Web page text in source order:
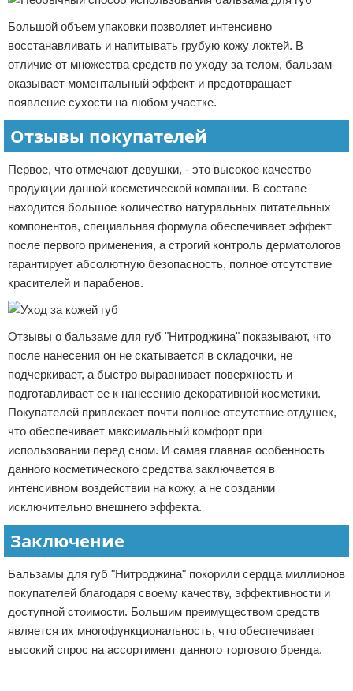
Большой объем упаковки позволяет интенсивно
восстанавливать и напитывать грубую кожу локтей. В
отличие от множества средств по уходу за телом, бальзам
оказывает моментальный эффект и предотвращает
появление сухости на любом участке.
Отзывы покупателей
Первое, что отмечают девушки, - это высокое качество
продукции данной косметической компании. В составе
находится большое количество натуральных питательных
компонентов, специальная формула обеспечивает эффект
после первого применения, а строгий контроль дерматологов
гарантирует абсолютную безопасность, полное отсутствие
красителей и парабенов.
Отзывы о бальзаме для губ "Нитроджина" показывают, что
после нанесения он не скатывается в складочки, не
подчеркивает, а быстро выравнивает поверхность и
подготавливает ее к нанесению декоративной косметики.
Покупателей привлекает почти полное отсутствие отдушек,
что обеспечивает максимальный комфорт при
использовании перед сном. И самая главная особенность
данного косметического средства заключается в
интенсивном воздействии на кожу, а не создании
исключительно внешнего эффекта.
Заключение
Бальзамы для губ "Нитроджина" покорили сердца миллионов
покупателей благодаря своему качеству, эффективности и
доступной стоимости. Большим преимуществом средств
является их многофункциональность, что обеспечивает
высокий спрос на ассортимент данного торгового бренда.